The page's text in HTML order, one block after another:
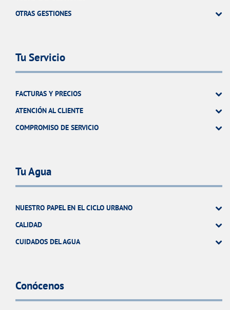
OTRAS GESTIONES
Tu Servicio
FACTURAS Y PRECIOS
ATENCIÓN AL CLIENTE
COMPROMISO DE SERVICIO
Tu Agua
NUESTRO PAPEL EN EL CICLO URBANO
CALIDAD
CUIDADOS DEL AGUA
Conócenos